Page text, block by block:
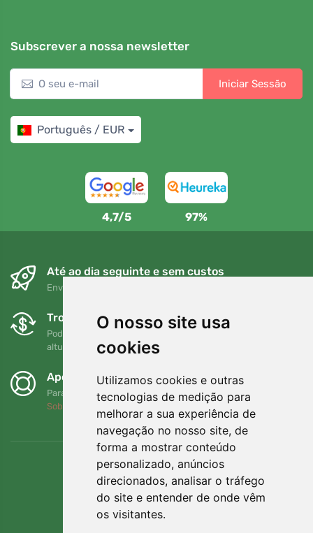
O nosso site usa
cookies
Utilizamos cookies e outras
tecnologias de medição para
melhorar a sua experiência de
navegação no nosso site, de
forma a mostrar conteúdo
personalizado, anúncios
direcionados, analisar o tráfego
do site e entender de onde vêm
os visitantes.
Subscrever a nossa newsletter
Iniciar Sessão
Português / EUR
4,7/5 97%
Até ao dia seguinte e sem custos
Envio gratuito para encomendas superiores a 80 EUR
Trocas e devoluções gratuitas
Pode devolver ou trocar a sua encomenda em qualquer
altura no prazo de 90 dias
Apoiamos a Trees.org
Para cada encomenda plantamos uma árvore! Leia mais
Sobre nós